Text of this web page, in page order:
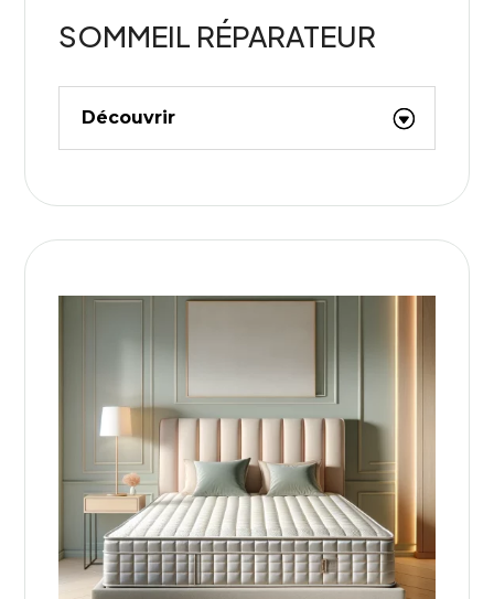
SOMMEIL RÉPARATEUR
Découvrir